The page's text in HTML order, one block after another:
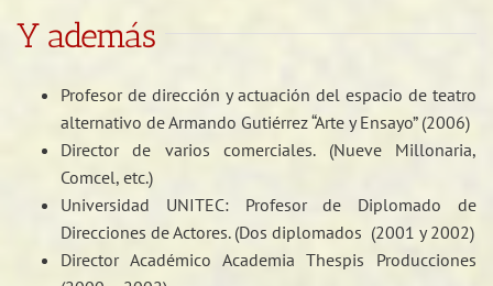
Y además
Profesor de dirección y actuación del espacio de teatro
alternativo de Armando Gutiérrez “Arte y Ensayo” (2006)
Director de varios comerciales. (Nueve Millonaria,
Comcel, etc.)
Universidad UNITEC: Profesor de Diplomado de
Direcciones de Actores. (Dos diplomados (2001 y 2002)
Director Académico Academia Thespis Producciones